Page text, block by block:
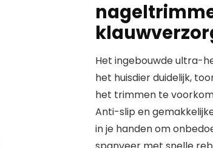
Het ingebouwde ultra-
het huisdier duidelijk,
het trimmen te
Anti-slip en
in je handen om